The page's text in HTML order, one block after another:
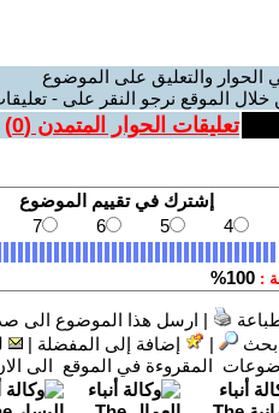
والتعليق على الموضوع
خلال الموقع نرجو النقر على -
تعليقات الحوار المتمدن (0
)
| ارسل هذا الموضوع الى
بحث | إضافة إلى المفضلة |
المقروءة في الموقع الى